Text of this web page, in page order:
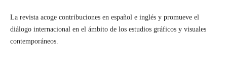
La revista acoge contribuciones en español e inglés y promueve el
diálogo internacional en el ámbito de los estudios gráficos y visuales
contemporáneos.